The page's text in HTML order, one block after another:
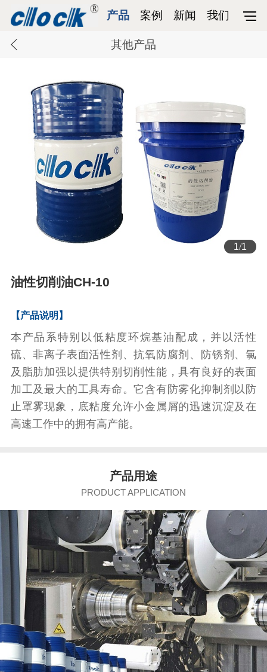
产品 案例 新闻 我们
其他产品
1/1
油性切削油CH-10
【产品说明】
本产品系特别以低粘度环烷基油配成，并以活性
硫、非离子表面活性剂、抗氧防腐剂、防锈剂、氯
及脂肪加强以提供特别切削性能，具有良好的表面
加工及最大的工具寿命。它含有防雾化抑制剂以防
止罩雾现象，底粘度允许小金属屑的迅速沉淀及在
高速工作中的拥有高产能。
产品用途
PRODUCT APPLICATION